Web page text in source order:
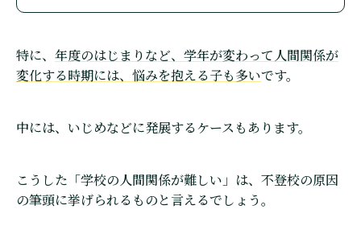
特に、 年度のはじまりなど、学年が変わって人間関係が
変化する時期には、悩みを抱える子も多いです。
中には、いじめなどに発展するケースもあります。
こうした「学校の人間関係が難しい」は、不登校の原因
の筆頭に挙げられるものと言えるでしょう。